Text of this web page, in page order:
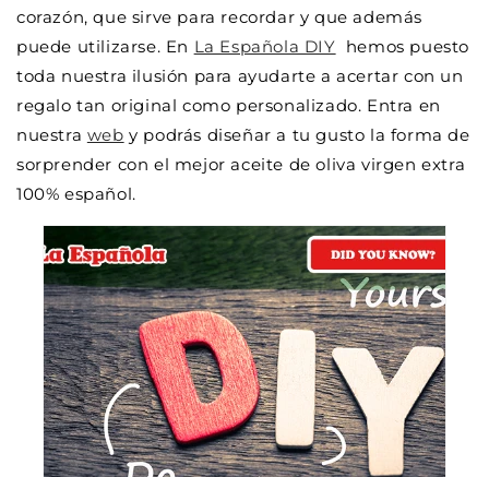
corazón, que sirve para recordar y que además
puede utilizarse. En La Española DIY hemos puesto
toda nuestra ilusión para ayudarte a acertar con un
regalo tan original como personalizado. Entra en
nuestra web y podrás diseñar a tu gusto la forma de
sorprender con el mejor aceite de oliva virgen extra
100% español.